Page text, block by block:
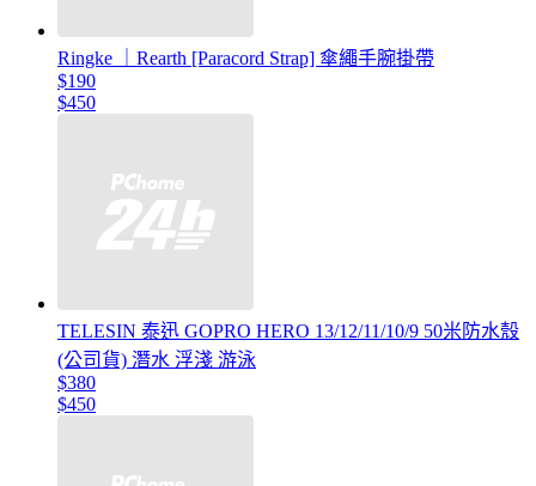
Ringke ｜Rearth [Paracord Strap] 傘繩手腕掛帶
$190
$450
TELESIN 泰迅 GOPRO HERO 13/12/11/10/9 50米防水殼
(公司貨) 潛水 浮淺 游泳
$380
$450